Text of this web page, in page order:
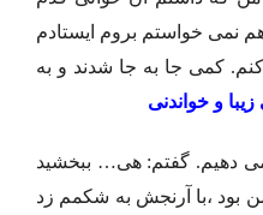
خواستم بروم ایستادم
کمی جا به جا شدند و به
و خواندنی
دهیم. گفتم: هی… ببخشید
،با آرنجش به شکمم زد